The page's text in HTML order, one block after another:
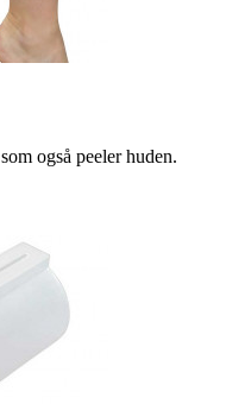
også peeler huden.